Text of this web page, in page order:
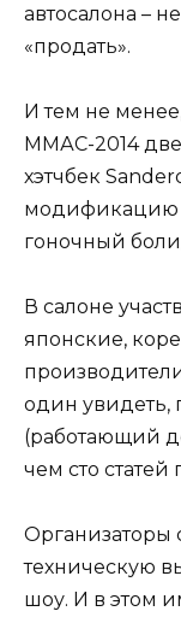
автосалона –
«продать».
И тем не
ММАС-2014
хэтчбек
модификацию
гоночный
В салоне
японские,
один увидеть,
(работающий
чем сто статей
Организаторы
техническую
шоу. И в этом